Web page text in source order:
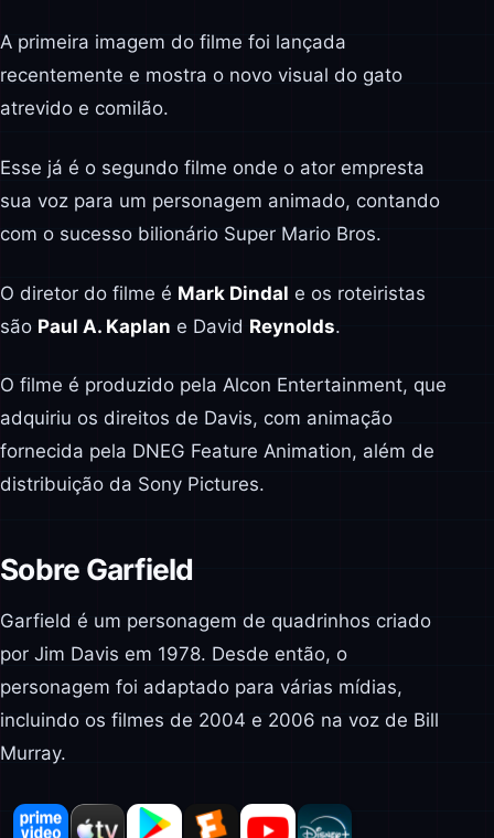
A primeira imagem do filme foi lançada
recentemente e mostra o novo visual do gato
atrevido e comilão.
Esse já é o segundo filme onde o ator empresta
sua voz para um personagem animado, contando
com o sucesso bilionário Super Mario Bros.
O diretor do filme é Mark Dindal e os roteiristas
são Paul A. Kaplan e David Reynolds.
O filme é produzido pela Alcon Entertainment, que
adquiriu os direitos de Davis, com animação
fornecida pela DNEG Feature Animation, além de
distribuição da Sony Pictures.
Sobre Garfield
Garfield é um personagem de quadrinhos criado
por Jim Davis em 1978. Desde então, o
personagem foi adaptado para várias mídias,
incluindo os filmes de 2004 e 2006 na voz de Bill
Murray.